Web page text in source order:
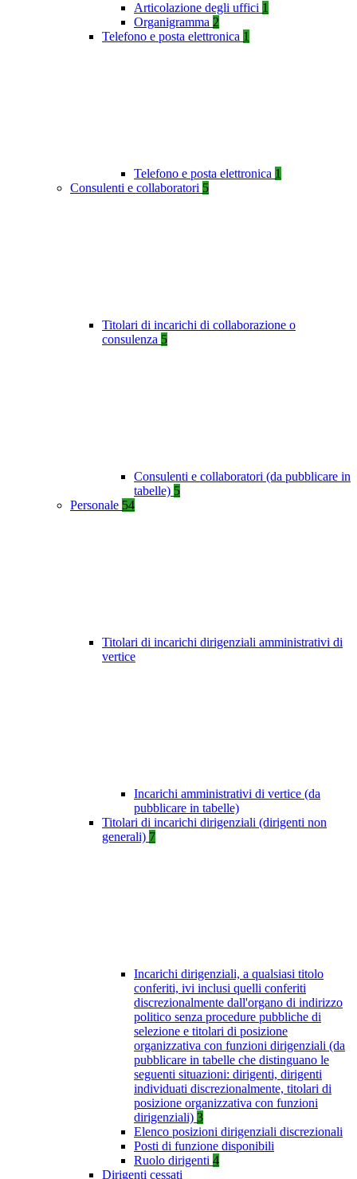
Articolazione degli uffici 1
Organigramma 2
Telefono e posta elettronica 1
Telefono e posta elettronica 1
Consulenti e collaboratori 5
Titolari di incarichi di collaborazione o
consulenza 5
Consulenti e collaboratori (da pubblicare in
tabelle) 5
Personale 54
Titolari di incarichi dirigenziali amministrativi di
vertice
Incarichi amministrativi di vertice (da
pubblicare in tabelle)
Titolari di incarichi dirigenziali (dirigenti non
generali) 7
Incarichi dirigenziali, a qualsiasi titolo
conferiti, ivi inclusi quelli conferiti
discrezionalmente dall'organo di indirizzo
politico senza procedure pubbliche di
selezione e titolari di posizione
organizzativa con funzioni dirigenziali (da
pubblicare in tabelle che distinguano le
seguenti situazioni: dirigenti, dirigenti
individuati discrezionalmente, titolari di
posizione organizzativa con funzioni
dirigenziali) 3
Elenco posizioni dirigenziali discrezionali
Posti di funzione disponibili
Ruolo dirigenti 4
Dirigenti cessati